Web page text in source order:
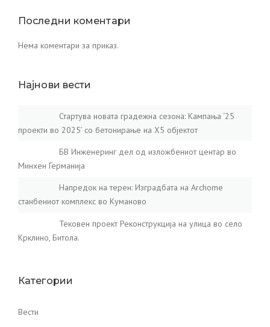
Последни коментари
Нема коментари за приказ.
Најнови вести
Стартува новата градежна сезона: Кампања ‘25
проекти во 2025’ со бетонирање на X5 објектот
БВ Инженеринг дел од изложбениот центар во
Минхен Германија
Напредок на терен: Изградбата на Archome
станбениот комплекс во Куманово
Тековен проект Реконструкција на улица во село
Крклино, Битола.
Категории
Вести